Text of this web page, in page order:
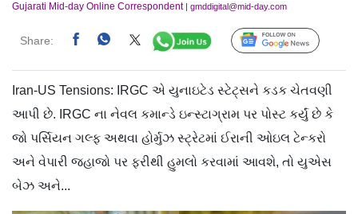
Gujarati Mid-day Online Correspondent| gmddigital@mid-day.com
Share: Follow Us
Iran-US Tensions: IRGC એ યુનાઇટેડ સ્ટેટ્સને કડક ચેતવણી
આપી છે. IRGC ના નેવલ કમાન્ડે ઇન્સ્ટાગ્રામ પર પોસ્ટ કર્યું છે કે
જો પર્સિયન ગલ્ફ અથવા હોર્મુઝ સ્ટ્રેટમાં ઈરાની ઓઇલ ટેન્કરો
અને વેપારી જહાજો પર ફરીથી હુમલો કરવામાં આવશે, તો યુએસ
બેઝ અને...